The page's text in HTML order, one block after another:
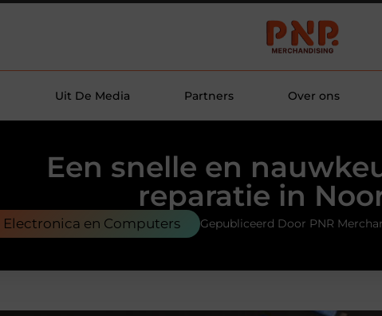
Uit De Media Partners Over ons
Een snelle en
reparatie in
Electronica en Computers Gepubliceerd Door PNR